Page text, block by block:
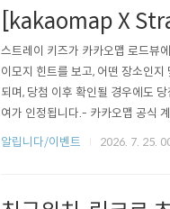
[kakaomap X
스트레이 키즈가 카카오맵 로드뷰
이모지 힌트를 보고, 어떤 장소인
되며, 당첨 이후 확인될 경우에도
여가 인정됩니다.- 카카오맵 공식
됩니다.- 이벤트 참여 게시물은 당
알립니다/이벤트 2026. 7. 25.